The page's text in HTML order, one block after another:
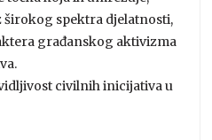
spektra djelatnosti,
građanskog aktivizma
civilnih inicijativa u